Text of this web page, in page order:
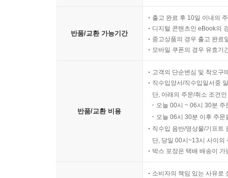
반품/교환 가능기간
출고 완료 후 10일 이내의
디지털 콘텐츠인 eBook의
중고상품의 경우 출고 완료
모바일 쿠폰의 경우 유효기
반품/교환 비용
고객의 단순변심 및 착오구
직수입양서/직수입일서중
단, 아래의 주문/취소 조건
오늘 00시 ~ 06시 30분
오늘 06시 30분 이후 주
직수입 음반/영상물/기프트
단, 당일 00시~13시 사이의
박스 포장은 택배 배송이
소비자의 책임 있는 사유로